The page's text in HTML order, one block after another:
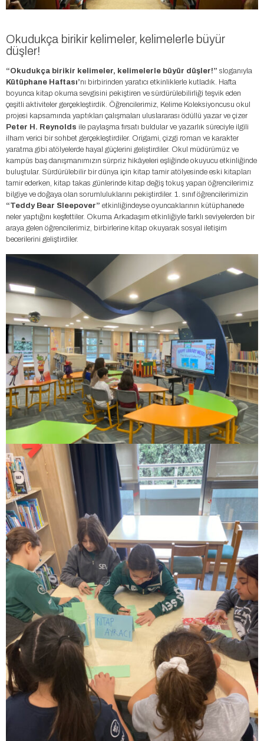
Okudukça birikir kelimeler, kelimelerle büyür
düşler!
“Okudukça birikir kelimeler, kelimelerle büyür düşler!” sloganıyla
Kütüphane Haftası’nı birbirinden yaratıcı etkinliklerle kutladık. Hafta
boyunca kitap okuma sevgisini pekiştiren ve sürdürülebilirliği teşvik eden
çeşitli aktiviteler gerçekleştirdik. Öğrencilerimiz, Kelime Koleksiyoncusu okul
projesi kapsamında yaptıkları çalışmaları uluslararası ödüllü yazar ve çizer
Peter H. Reynolds ile paylaşma fırsatı buldular ve yazarlık süreciyle ilgili
ilham verici bir sohbet gerçekleştirdiler. Origami, çizgi roman ve karakter
yaratma gibi atölyelerde hayal güçlerini geliştirdiler. Okul müdürümüz ve
kampüs baş danışmanımızın sürpriz hikâyeleri eşliğinde okuyucu etkinliğinde
buluştular. Sürdürülebilir bir dünya için kitap tamir atölyesinde eski kitapları
tamir ederken, kitap takas günlerinde kitap değiş tokuş yapan öğrencilerimiz
bilgiye ve doğaya olan sorumluluklarını pekiştirdiler. 1. sınıf öğrencilerimizin
“Teddy Bear Sleepover” etkinliğindeyse oyuncaklarının kütüphanede
neler yaptığını keşfettiler. Okuma Arkadaşım etkinliğiyle farklı seviyelerden bir
araya gelen öğrencilerimiz, birbirlerine kitap okuyarak sosyal iletişim
becerilerini geliştirdiler.